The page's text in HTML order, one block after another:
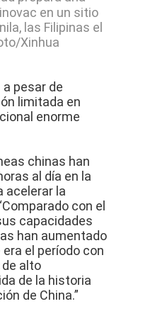
en un sitio
las Filipinas el
Xinhua
pesar de
limitada en
enorme
chinas han
al día en la
acelerar la
con el
capacidades
han aumentado
el período con
alto
de la historia
de China.”